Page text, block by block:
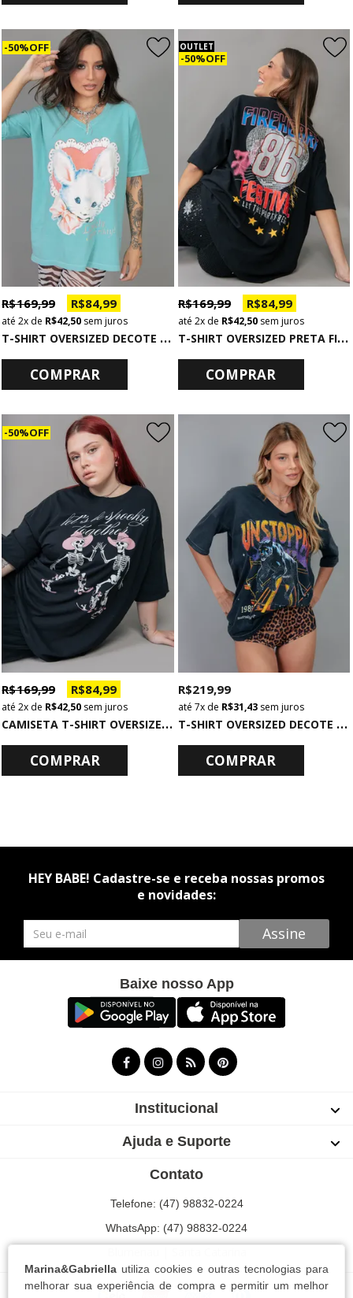
Marina&Gabriella utiliza cookies e outras tecnologias para
melhorar sua experiência de compra e permitir um melhor
50% OFF
T
-SHIRT OVERSIZED DECOTE V VERDE EASTER
R$ 169,99 R$ 84,99
2x de R$ 42,50 sem juros
COMPRAR
OUTLET
50% OFF
T
-SHIRT OVERSIZED PRETA FIREHEART
R$ 169,99 R$ 84,99
2xde R$ 42,50sem juros
COMPRAR
50% OFF
C
AMISETA T-SHIRT OVERSIZED PRETA SPOOKY
R$ 169,99 R$ 84,99
2x de R$ 42,50 sem juros
COMPRAR
T
-SHIRT OVERSIZED DECOTE V PRETO UNSTOPPABLE
R$ 219,99
7xde R$ 31,43sem juros
COMPRAR
HEY BABE! Cadastre-se e receba nossas promos
e novidades:
Newsletter Assine
Baixe nosso App
Institucional
Ajuda e Suporte
Contato
Telefone: (47) 98832-0224
WhatsApp: (47) 98832-0224